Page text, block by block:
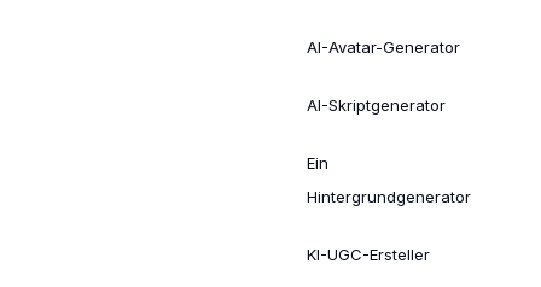
AI-Avatar-Generator
AI-Skriptgenerator
Ein
Hintergrundgenerator
KI-UGC-Ersteller